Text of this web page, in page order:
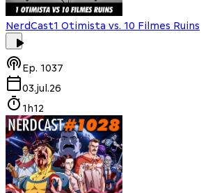
NerdCast1 Otimista vs. 10 Filmes Ruins
Ep. 1037
03.jul.26
1h12